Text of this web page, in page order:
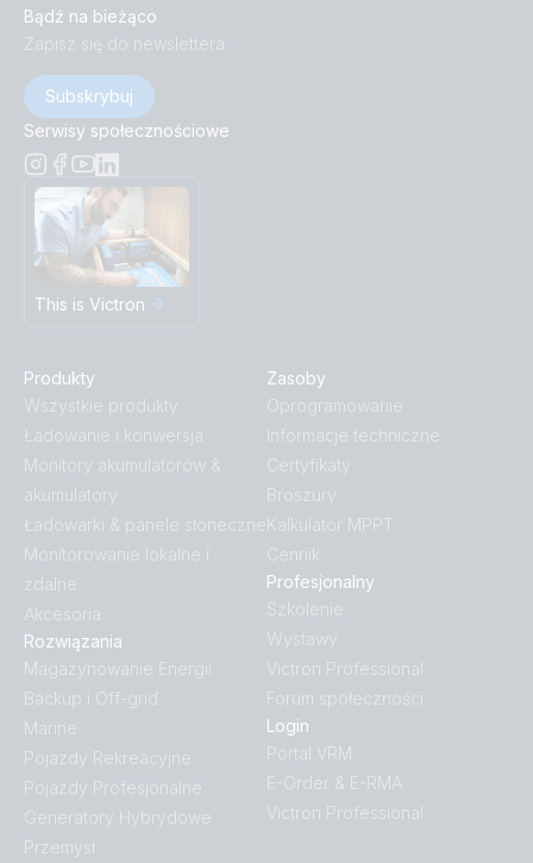
Bądź na bieżąco
Zapisz się do newslettera
Subskrybuj
Serwisy społecznościowe
This is Victron
Produkty
Wszystkie produkty
Ładowanie i konwersja
Monitory akumulatorów &
akumulatory
Ładowarki & panele słoneczne
Monitorowanie lokalne i
zdalne
Akcesoria
Rozwiązania
Magazynowanie Energii
Backup i Off-grid
Marine
Pojazdy Rekreacyjne
Pojazdy Profesjonalne
Generatory Hybrydowe
Przemysł
Zasoby
Oprogramowanie
Informacje techniczne
Certyfikaty
Broszury
Kalkulator MPPT
Cennik
Profesjonalny
Szkolenie
Wystawy
Victron Professional
Forum społeczności
Login
Portal VRM
E-Order & E-RMA
Victron Professional